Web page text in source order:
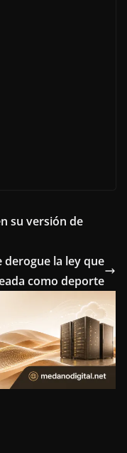
su versión de
derogue la ley que
como deporte